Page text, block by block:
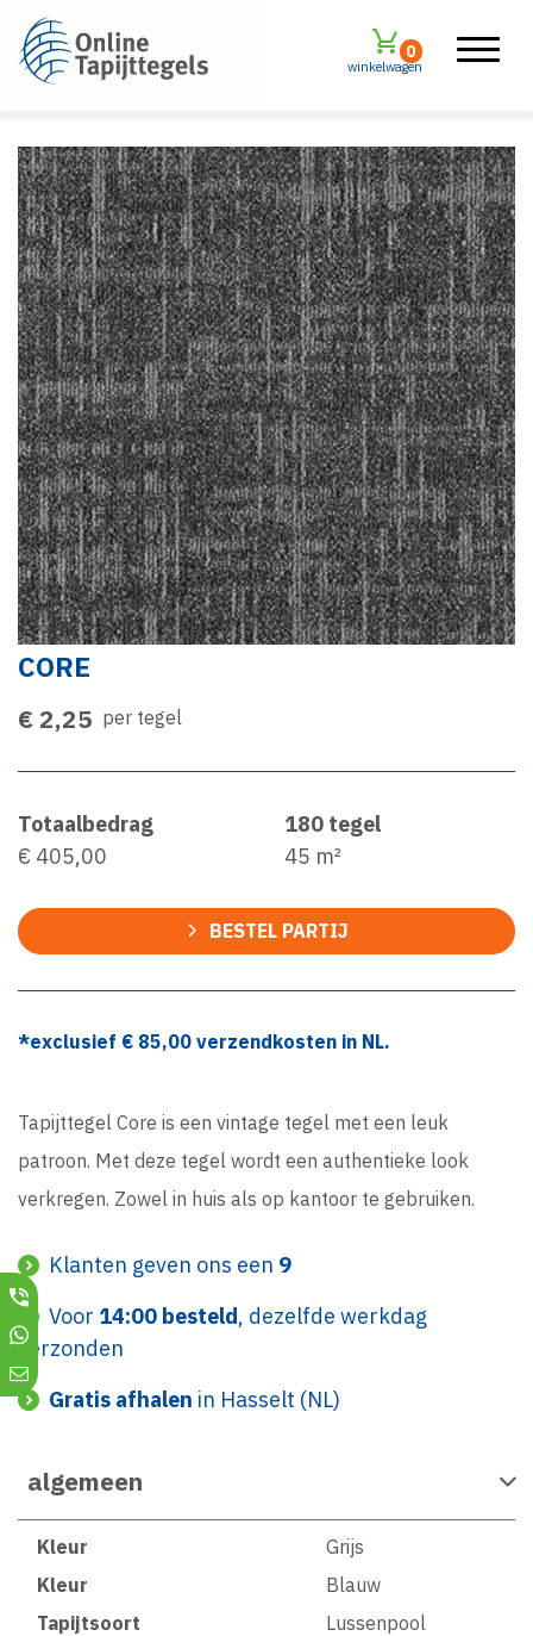
winkelwagen
0
CORE
€ 2,25 per tegel
Totaalbedrag
€ 405,00
180 tegel
45 m²
BESTEL PARTIJ
*exclusief € 85,00 verzendkosten in NL.
Tapijttegel Core is een vintage tegel met een leuk
patroon. Met deze tegel wordt een authentieke look
verkregen. Zowel in huis als op kantoor te gebruiken.
Klanten geven ons een 9
Voor 14:00 besteld, dezelfde werkdag
verzonden
Gratis afhalen in Hasselt (NL)
algemeen
Kleur
Grijs
Kleur
Blauw
Tapijtsoort
Lussenpool